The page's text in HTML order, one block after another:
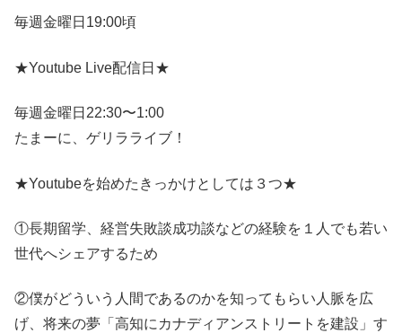
毎週金曜日19:00頃
★Youtube Live配信日★
毎週金曜日22:30〜1:00
たまーに、ゲリラライブ！
★Youtubeを始めたきっかけとしては３つ★
①長期留学、経営失敗談成功談などの経験を１人でも若い
世代へシェアするため
②僕がどういう人間であるのかを知ってもらい人脈を広
げ、将来の夢「高知にカナディアンストリートを建設」す